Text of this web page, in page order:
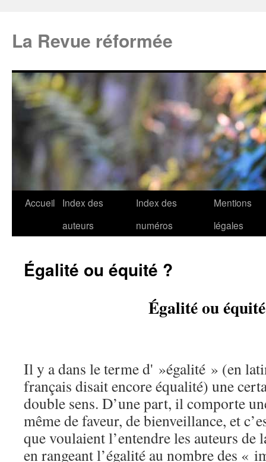
La Revue réformée
Accueil
Index des
auteurs
Index des
numéros
Mentions
légales
Égalité ou équité ?
Égalité ou
Il y a dans le terme d' »égalité » (en
français disait encore équalité) une
double sens. D’une part, il comporte
même de faveur, de bienveillance, et
que voulaient l’entendre les auteurs de
en rangeant l’égalité au nombre des «